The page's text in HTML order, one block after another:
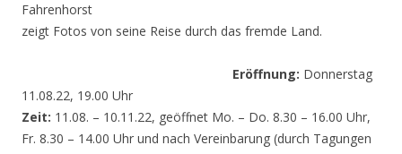
Fahrenhorst
zeigt Fotos von seine Reise durch das fremde Land.
Eröffnung: Donnerstag
11.08.22, 19.00 Uhr
Zeit: 11.08. – 10.11.22, geöffnet Mo. – Do. 8.30 – 16.00 Uhr,
Fr. 8.30 – 14.00 Uhr und nach Vereinbarung (durch Tagungen